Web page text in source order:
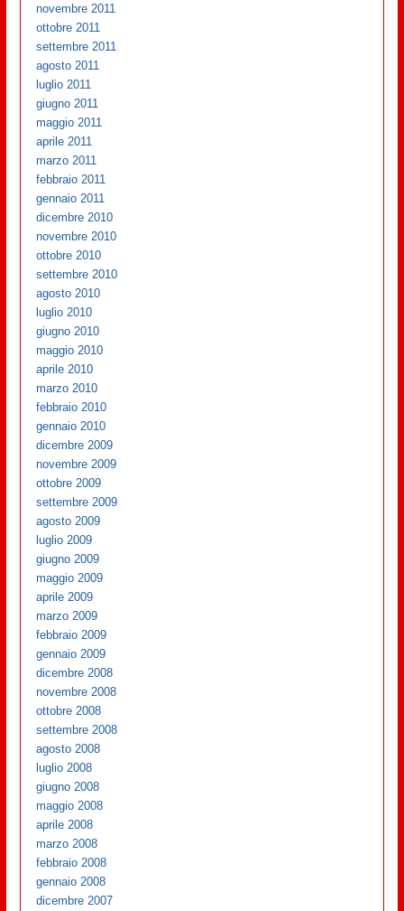
novembre 2011
ottobre 2011
settembre 2011
agosto 2011
luglio 2011
giugno 2011
maggio 2011
aprile 2011
marzo 2011
febbraio 2011
gennaio 2011
dicembre 2010
novembre 2010
ottobre 2010
settembre 2010
agosto 2010
luglio 2010
giugno 2010
maggio 2010
aprile 2010
marzo 2010
febbraio 2010
gennaio 2010
dicembre 2009
novembre 2009
ottobre 2009
settembre 2009
agosto 2009
luglio 2009
giugno 2009
maggio 2009
aprile 2009
marzo 2009
febbraio 2009
gennaio 2009
dicembre 2008
novembre 2008
ottobre 2008
settembre 2008
agosto 2008
luglio 2008
giugno 2008
maggio 2008
aprile 2008
marzo 2008
febbraio 2008
gennaio 2008
dicembre 2007